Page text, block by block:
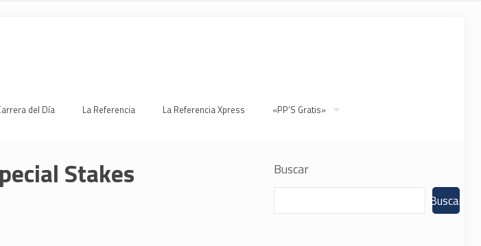
del Día La Referencia La Referencia Xpress «PP’S Gratis»
Stakes Buscar
Buscar